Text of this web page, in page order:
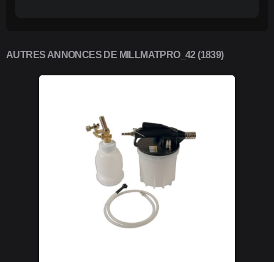
AUTRES ANNONCES DE MILLMATPRO_42 (1839)